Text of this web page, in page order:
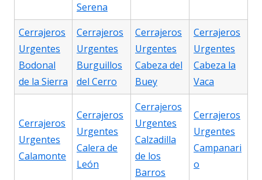
Serena
Cerrajeros
Urgentes
Bodonal
de la Sierra
Cerrajeros
Urgentes
Burguillos
del Cerro
Cerrajeros
Urgentes
Cabeza del
Buey
Cerrajeros
Urgentes
Cabeza la
Vaca
Cerrajeros
Urgentes
Calamonte
Cerrajeros
Urgentes
Calera de
León
Cerrajeros
Urgentes
Calzadilla
de los
Barros
Cerrajeros
Urgentes
Campanari
o